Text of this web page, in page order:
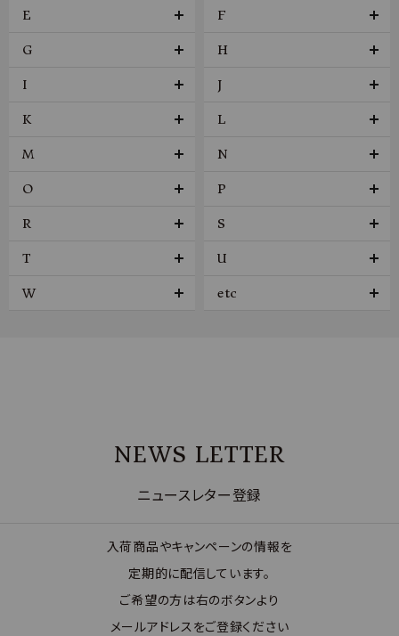
E F
G H
I J
K L
M N
O P
R S
T U
W etc
NEWS LETTER
ニュースレター登録
入荷商品やキャンペーンの情報を
定期的に配信しています。
ご希望の方は右のボタンより
メールアドレスをご登録ください